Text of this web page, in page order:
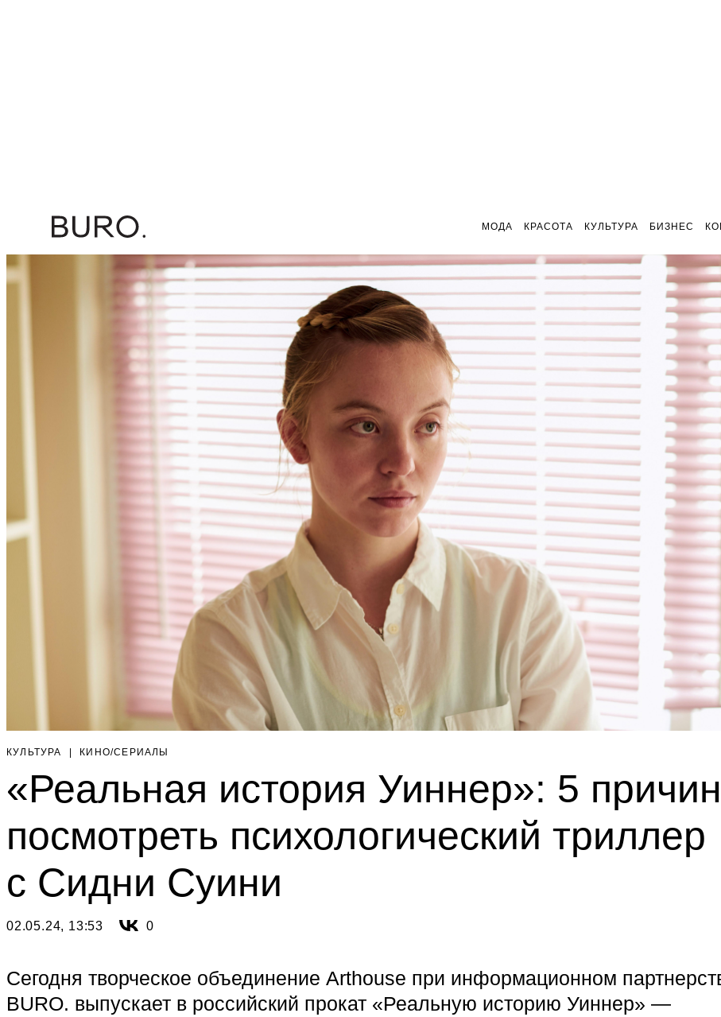
МОДА КРАСОТА КУЛЬТУРА БИЗНЕС
КУЛЬТУРА | КИНО/СЕРИАЛЫ
«Реальная история Уиннер»: 5 причин
посмотреть психологический триллер
с Сидни Суини
02.05.24, 13:53 0
Сегодня творческое объединение Arthouse при информационном
BURO. выпускает в российский прокат «Реальную историю Уиннер» —